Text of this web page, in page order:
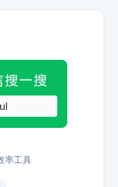
率工具